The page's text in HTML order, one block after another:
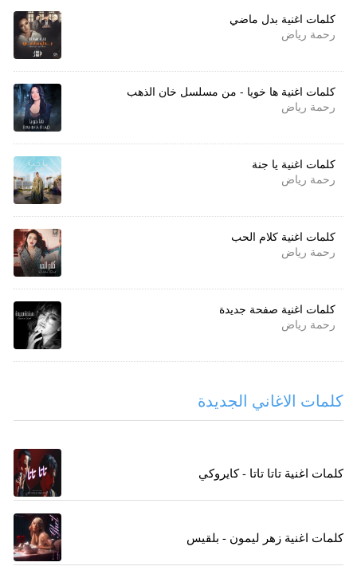
كلمات اغنية بدل ماضي
رحمة رياض
كلمات اغنية ها خويا - من مسلسل خان الذهب
رحمة رياض
كلمات اغنية يا جنة
رحمة رياض
كلمات اغنية كلام الحب
رحمة رياض
كلمات اغنية صفحة جديدة
رحمة رياض
كلمات الاغاني الجديدة
كلمات اغنية تاتا تاتا - كايروكي
كلمات اغنية زهر ليمون - بلقيس